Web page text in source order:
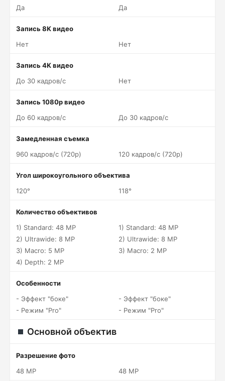
Да
Да
Запись 8K видео
Нет
Нет
Запись 4K видео
До 30 кадров/c
Нет
Запись 1080p видео
До 60 кадров/c
До 30 кадров/c
Замедленная съемка
960 кадров/c (720p)
120 кадров/c (720p)
Угол широкоугольного объектива
120°
118°
Количество объективов
1) Standard: 48 MP
2) Ultrawide: 8 MP
3) Macro: 5 MP
4) Depth: 2 MP
1) Standard: 48 MP
2) Ultrawide: 8 MP
3) Macro: 2 MP
Особенности
- Эффект "боке"
- Режим "Pro"
- Эффект "боке"
- Режим "Pro"
Основной объектив
Разрешение фото
48 MP
48 MP